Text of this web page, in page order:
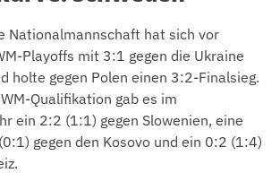
Nationalmannschaft hat sich vor
Playoffs mit 3:1 gegen die Ukraine
holte gegen Polen einen 3:2-Finalsieg.
Qualifikation gab es im
ein 2:2 (1:1) gegen Slowenien, eine
gegen den Kosovo und ein 0:2 (1:4)